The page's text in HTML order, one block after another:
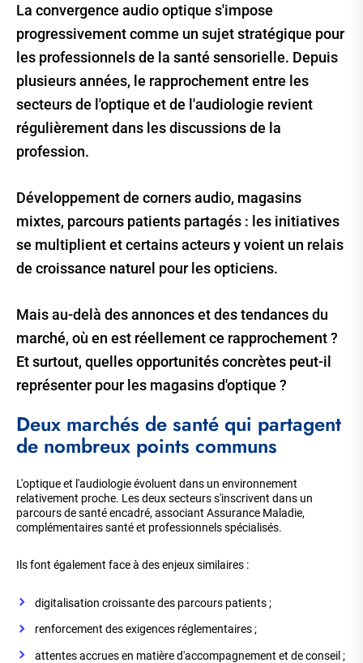
La convergence audio optique s'impose
progressivement comme un sujet stratégique pour
les professionnels de la santé sensorielle. Depuis
plusieurs années, le rapprochement entre les
secteurs de l'optique et de l'audiologie revient
régulièrement dans les discussions de la
profession.
Développement de corners audio, magasins
mixtes, parcours patients partagés : les initiatives
se multiplient et certains acteurs y voient un relais
de croissance naturel pour les opticiens.
Mais au-delà des annonces et des tendances du
marché, où en est réellement ce rapprochement ?
Et surtout, quelles opportunités concrètes peut-il
représenter pour les magasins d'optique ?
Deux marchés de santé qui partagent
de nombreux points communs
L'optique et l'audiologie évoluent dans un environnement
relativement proche. Les deux secteurs s'inscrivent dans un
parcours de santé encadré, associant Assurance Maladie,
complémentaires santé et professionnels spécialisés.
Ils font également face à des enjeux similaires :
digitalisation croissante des parcours patients ;
renforcement des exigences réglementaires ;
attentes accrues en matière d'accompagnement et de conseil ;